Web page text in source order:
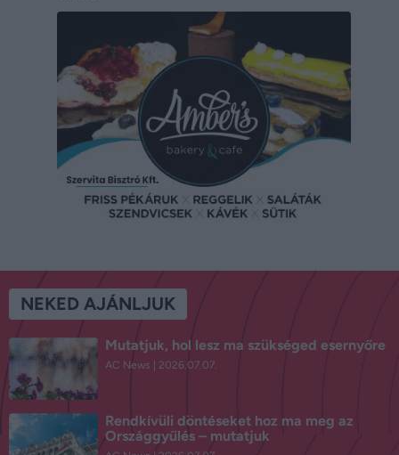
NEKED AJÁNLJUK
Mutatjuk, hol lesz ma szükséged esernyőre
AC News 2026.07.07.
Rendkívüli döntéseket hoz ma meg az
Országgyűlés – mutatjuk